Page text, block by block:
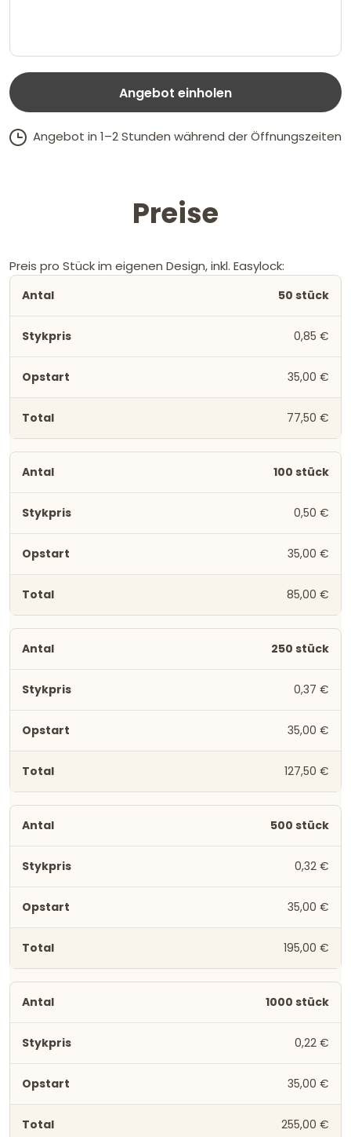
Angebot einholen
Angebot in 1–2 Stunden während der Öffnungszeiten
Preise
Preis pro Stück im eigenen Design, inkl. Easylock:
50 stück
0,85 €
35,00 €
77,50 €
100 stück
0,50 €
35,00 €
85,00 €
250 stück
0,37 €
35,00 €
127,50 €
500 stück
0,32 €
35,00 €
195,00 €
1000 stück
0,22 €
35,00 €
255,00 €